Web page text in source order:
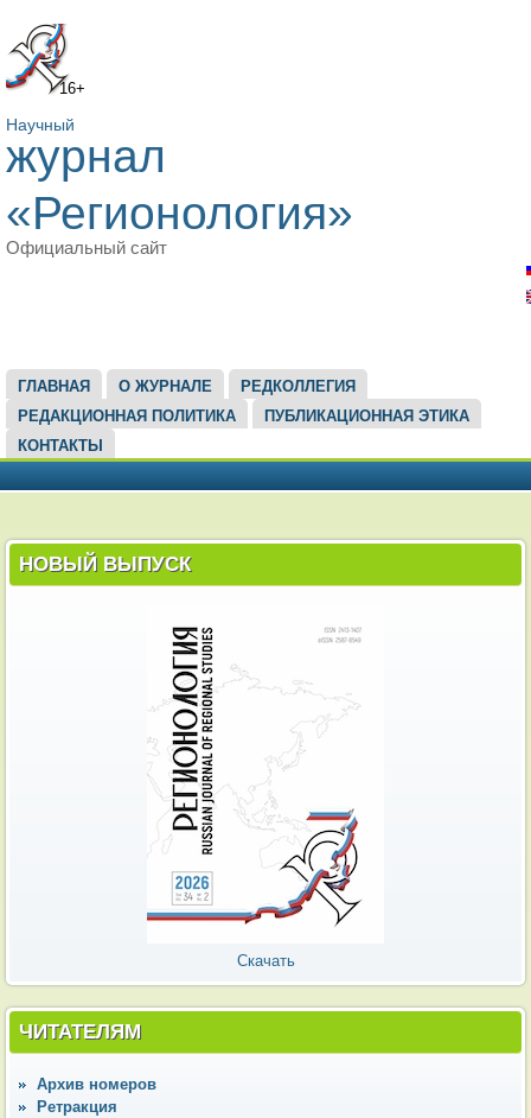
16+
Научный
журнал
«Регионология»
Официальный сайт
ГЛАВНОЕ МЕНЮ
ГЛАВНАЯ О ЖУРНАЛЕ
РЕДКОЛЛЕГИЯ
РЕДАКЦИОННАЯ ПОЛИТИКА
ПУБЛИКАЦИОННАЯ ЭТИКА
КОНТАКТЫ
НОВЫЙ ВЫПУСК
Скачать
ЧИТАТЕЛЯМ
Архив номеров
Ретракция